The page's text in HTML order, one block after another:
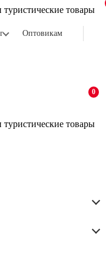
товары
Оптовикам
0
товары